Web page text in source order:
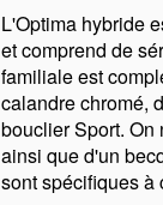
L'Optima hybride
et comprend de
familiale est
calandre chromé,
bouclier Sport. On
ainsi que d'un
sont spécifiques à